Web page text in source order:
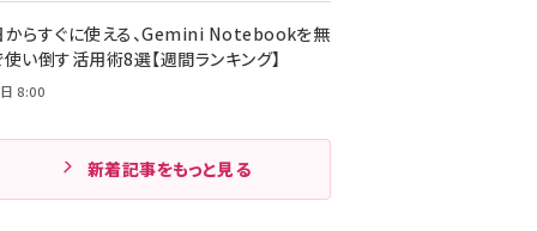
からすぐに使える、Gemini Notebookを無
い倒す活用術8選【週間ランキング】
8:00
新着記事をもっと見る